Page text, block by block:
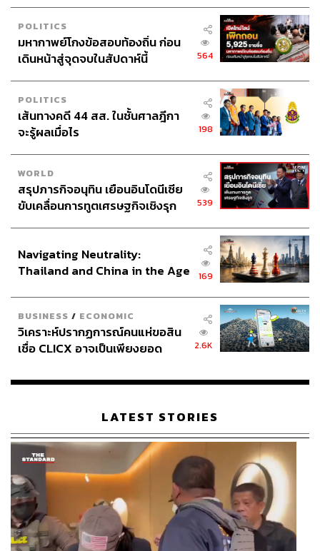
POLITICS
มหากาพย์โกงข้อสอบท้องถิ่น ก่อน
เดินหน้าสู่จุดจบในสัปดาห์นี้
564
POLITICS
เส้นทางคดี 44 สส. ในชั้นศาลฎีกา
จะรู้ผลเมื่อไร
198
WORLD
สรุปภารกิจอนุทิน เยือนอินโดนีเซีย
ขับเคลื่อนการทูตเศรษฐกิจเชิงรุก
539
Navigating Neutrality:
Thailand and China in the Age
169
BUSINESS / ECONOMIC
วิเคราะห์ปรากฏการณ์คนแห่ขอสิน
เชื่อ CLICX อาจเป็นเพียงยอด
เรือนไทยที่ถูกซุกไว้
2.6K
LATEST STORIES